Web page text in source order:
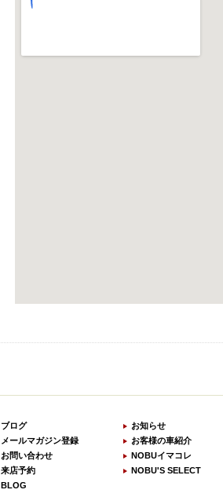
ブログ
メールマガジン登録
お問い合わせ
来店予約
お知らせ
お客様の車紹介
NOBUイマコレ
NOBU'S SELECT
BLOG